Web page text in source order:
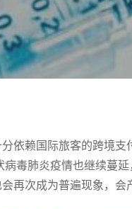
依赖国际旅客的跨境
毒肺炎疫情也继续蔓
再次成为普遍现象，会